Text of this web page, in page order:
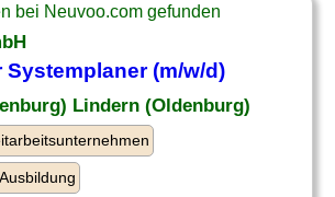
bei Neuvoo.com gefunden
Systemplaner(m/w/d)
Lindern (Oldenburg)